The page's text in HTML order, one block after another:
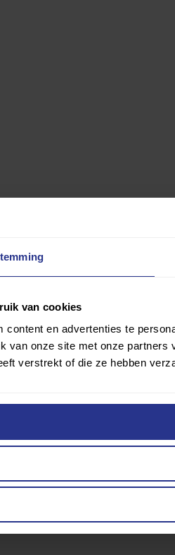
van cookies
content en advertenties te
van onze site met onze
verstrekt of die ze hebben